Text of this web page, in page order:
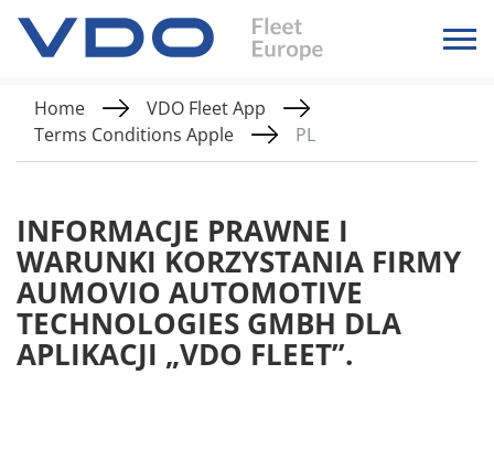
Home
VDO Fleet App
Terms Conditions Apple
PL
INFORMACJE PRAWNE I
WARUNKI KORZYSTANIA FIRMY
AUMOVIO AUTOMOTIVE
TECHNOLOGIES GMBH DLA
APLIKACJI „VDO FLEET”.